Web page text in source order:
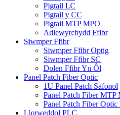
Pigtail LC
Pigtail y CC
Pigtail MTP MPO
Adlewyrchydd Ffibr
Siwmper Ffibr
Siwmper Ffibr Optig
Siwmper Ffibr SC
Dolen Ffibr Yn Ôl
Panel Patch Fiber Optic
1U Panel Patch Safonol
Panel Patch Fiber MTP
Panel Patch Fiber
Llorweddol PLC